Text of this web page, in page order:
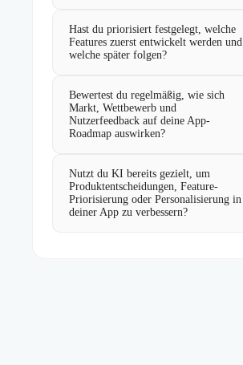
Hast du priorisiert festgelegt, welche
Features zuerst entwickelt werden und
welche später folgen?
Bewertest du regelmäßig, wie sich
Markt, Wettbewerb und
Nutzerfeedback auf deine App-
Roadmap auswirken?
Nutzt du KI bereits gezielt, um
Produktentscheidungen, Feature-
Priorisierung oder Personalisierung in
deiner App zu verbessern?